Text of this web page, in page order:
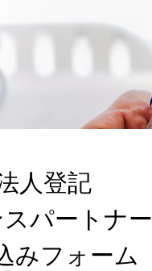
人登記
パートナー
みフォーム